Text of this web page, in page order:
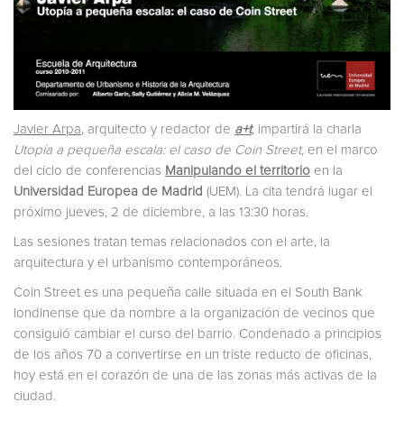
Javier Arpa, arquitecto y redactor de a+t, impartirá la charla
Utopía a pequeña escala: el caso de Coin Street, en el marco
del ciclo de conferencias Manipulando el territorio en la
Universidad Europea de Madrid (UEM). La cita tendrá lugar el
próximo jueves, 2 de diciembre, a las 13:30 horas.
Las sesiones tratan temas relacionados con el arte, la
arquitectura y el urbanismo contemporáneos.
Coin Street es una pequeña calle situada en el South Bank
londinense que da nombre a la organización de vecinos que
consiguió cambiar el curso del barrio. Condenado a principios
de los años 70 a convertirse en un triste reducto de oficinas,
hoy está en el corazón de una de las zonas más activas de la
ciudad.